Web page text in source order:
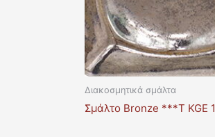
Διακοσμητικά σμάλτα
Σμάλτο Bronze ***T KGE